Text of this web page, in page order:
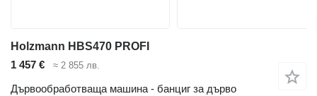
Holzmann HBS470 PROFI
1 457 €
≈ 2 855 лв.
Дървообработваща машина - банциг за дърво